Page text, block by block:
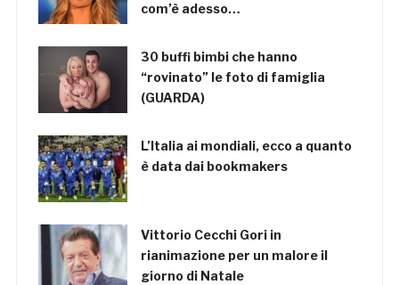
com’è adesso…
30 buffi bimbi che hanno
“rovinato” le foto di famiglia
(GUARDA)
L’Italia ai mondiali, ecco a quanto
è data dai bookmakers
Vittorio Cecchi Gori in
rianimazione per un malore il
giorno di Natale